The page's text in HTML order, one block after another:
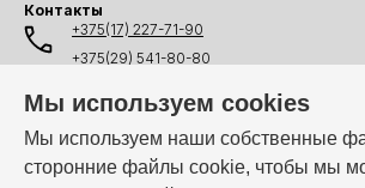
Мы используем cookies
Мы используем наши собственные
сторонние файлы cookie, чтобы мы
Контакты
+375(17) 227-71-90
+375(29) 541-80-80
+375(44) 541-80-80
info@i-ven.by